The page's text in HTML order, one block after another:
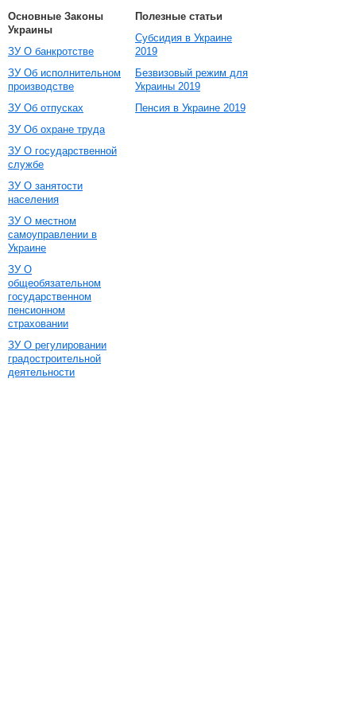
Основные Законы
Украины
ЗУ О банкротстве
ЗУ Об исполнительном
производстве
ЗУ Об отпусках
ЗУ Об охране труда
ЗУ О государственной
службе
ЗУ О занятости
населения
ЗУ О местном
самоуправлении в
Украине
ЗУ О
общеобязательном
государственном
пенсионном
страховании
ЗУ О регулировании
градостроительной
деятельности
Полезные статьи
Субсидия в Украине
2019
Безвизовый режим для
Украины 2019
Пенсия в Украине 2019